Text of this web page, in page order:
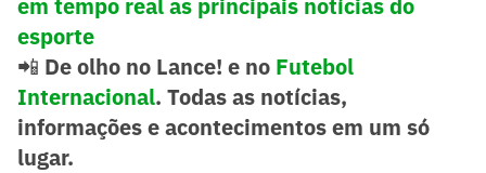
esporte
📲 De olho no Lance! e no Futebol
Internacional. Todas as notícias,
informações e acontecimentos em um só
lugar.